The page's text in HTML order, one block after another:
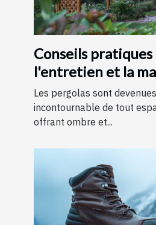
Conseils
l'entretien et la
des pergolas
Les pergolas sont
incontournable de tout
offrant ombre et...